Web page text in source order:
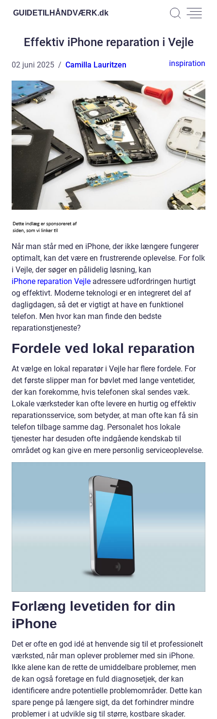
GUIDETILHÅNDVÆRK.dk
Effektiv iPhone reparation i Vejle
02 juni 2025 Camilla Lauritzen inspiration
Når man står med en iPhone, der ikke længere fungerer
optimalt, kan det være en frustrerende oplevelse. For folk
i Vejle, der søger en pålidelig løsning, kan
iPhone reparation Vejle adressere udfordringen hurtigt
og effektivt. Moderne teknologi er en integreret del af
dagligdagen, så det er vigtigt at have en funktionel
telefon. Men hvor kan man finde den bedste
reparationstjeneste?
Fordele ved lokal reparation
At vælge en lokal reparatør i Vejle har flere fordele. For
det første slipper man for bøvlet med lange ventetider,
der kan forekomme, hvis telefonen skal sendes væk.
Lokale værksteder kan ofte levere en hurtig og effektiv
reparationsservice, som betyder, at man ofte kan få sin
telefon tilbage samme dag. Personalet hos lokale
tjenester har desuden ofte indgående kendskab til
området og kan give en mere personlig serviceoplevelse.
Forlæng levetiden for din
iPhone
Det er ofte en god idé at henvende sig til et professionelt
værksted, når man oplever problemer med sin iPhone.
Ikke alene kan de rette de umiddelbare problemer, men
de kan også foretage en fuld diagnosetjek, der kan
identificere andre potentielle problemområder. Dette kan
spare penge på længere sigt, da det forhindrer mindre
problemer i at udvikle sig til større, kostbare skader.